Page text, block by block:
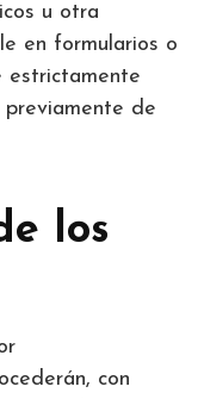
u otra
en formularios o
estrictamente
de
los
con